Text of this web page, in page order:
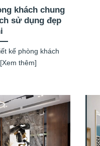
khách chung
sử dụng đẹp
kế phòng khách
thêm]